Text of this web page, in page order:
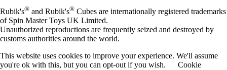
Rubik's® and Rubik's® Cubes are internationally registered trademarks
of Spin Master Toys UK Limited.
Unauthorized reproductions are frequently seized and destroyed by
customs authorities around the world.
This website uses cookies to improve your experience. We'll assume
you're ok with this, but you can opt-out if you wish.
Cookie